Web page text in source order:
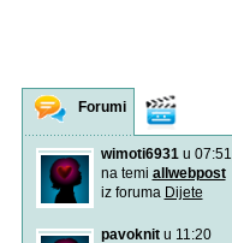
Forumi
wimoti6931u 07:51
na temi allwebpost
iz foruma Dijete
pavoknitu 11:20